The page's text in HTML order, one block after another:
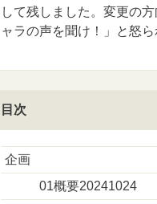
して残しました。変更の
ャラの声を聞け！」と怒
目次
企画
01概要20241024